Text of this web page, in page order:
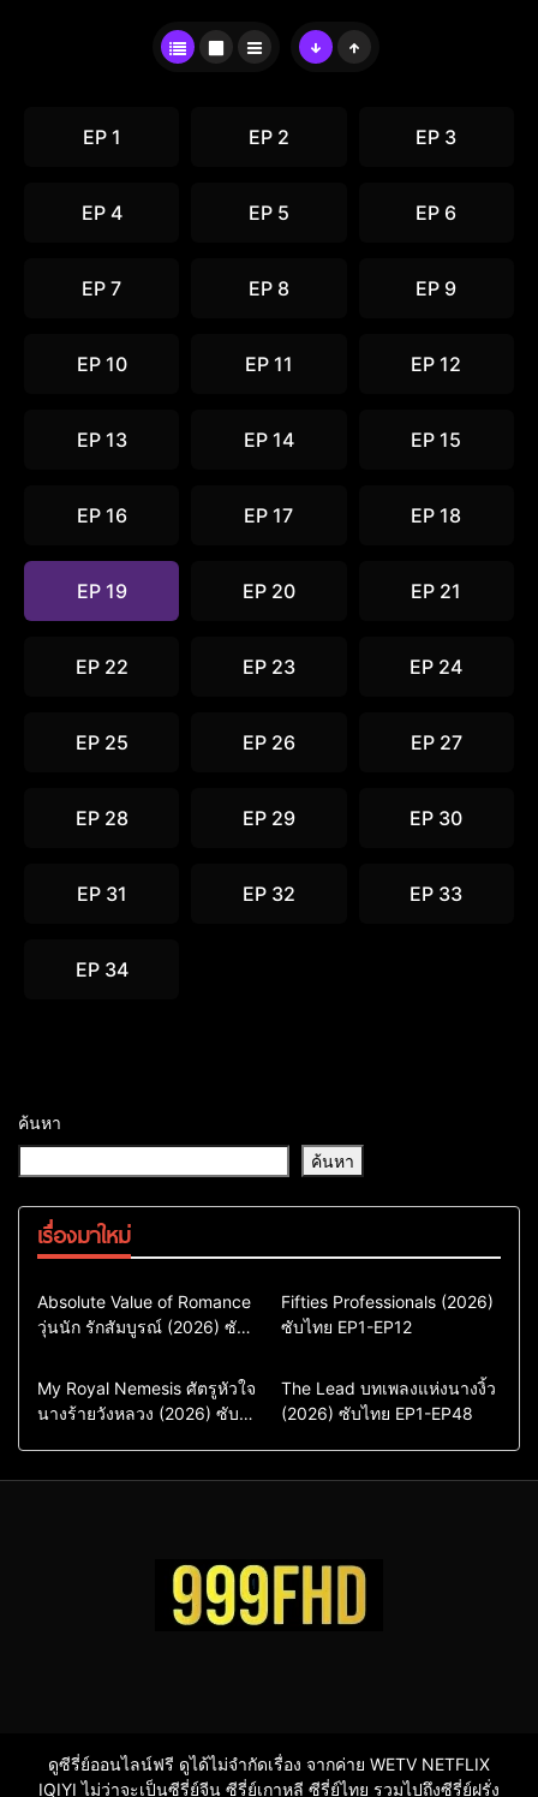
EP 1 EP 2 EP 3
EP 4 EP 5 EP 6
EP 7 EP 8 EP 9
EP 10 EP 11 EP 12
EP 13 EP 14 EP 15
EP 16 EP 17 EP 18
EP 19 EP 20 EP 21
EP 22 EP 23 EP 24
EP 25 EP 26 EP 27
EP 28 EP 29 EP 30
EP 31 EP 32 EP 33
EP 34
ค้นหา
ค้นหา
เรื่องมาใหม่
Comedy
Drama
ซีรี่ย์เกาหลี
ซีรี่ย์เกาหลีพากย์ไทย
Absolute Value of Romance
วุ่นนัก รักสัมบูรณ์ (2026) ซับ
Action & Adventure
Comedy
Drama
ซีรี่ย์เกาหลีซับไทย
Fifties Professionals (2026)
ซับไทย EP1-EP12
Comedy
Drama
Sci-Fi & Fantasy
My Royal Nemesis ศัตรูหัวใจ
นางร้ายวังหลวง (2026) ซับ
Drama
ซีรี่ย์จีน
ซีรี่ย์จีนซับไทย
The Lead บทเพลงแห่งนางงิ้ว
(2026) ซับไทย EP1-EP48
ดูซีรี่ย์ออนไลน์ฟรี ดูได้ไม่จำกัดเรื่อง จากค่าย WETV NETFLIX
IQIYI ไม่ว่าจะเป็นซีรี่ย์จีน ซีรี่ย์เกาหลี ซีรี่ย์ไทย รวมไปถึงซีรี่ย์ฝรั่ง